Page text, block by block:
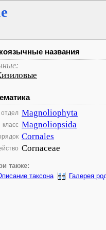
названия
отдел Magnoliophyta
класс Magnoliopsida
Cornales
Cornaceae
также:
таксона
Галерея